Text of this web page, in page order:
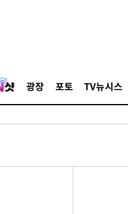
광장 포토 TV뉴시스